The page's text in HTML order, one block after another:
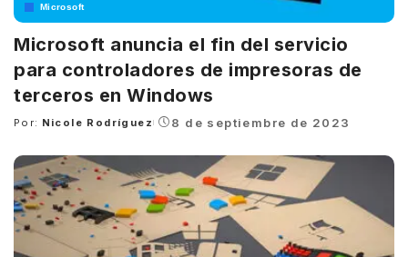
Microsoft
Microsoft anuncia el fin del servicio
para controladores de impresoras de
terceros en Windows
Posted
Por: Nicole Rodríguez 8 de septiembre de 2023